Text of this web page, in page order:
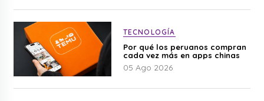
TECNOLOGÍA
Por qué los peruanos compran
cada vez más en apps chinas
05 Ago 2026